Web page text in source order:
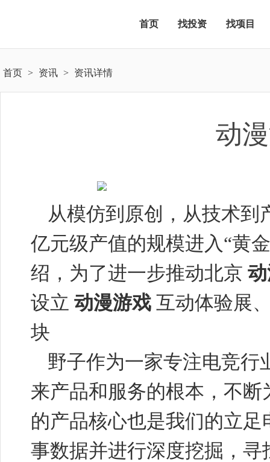
首页 找投资 找项目
首页 > 资讯 > 资讯详情
动
从模仿到原创，从技术
亿元级产值的规模进入“黄
绍，为了进一步推动北京
设立 动漫游戏 互动体验展
块
野子作为一家专注电竞行
来产品和服务的根本，不
的产品核心也是我们的立
事数据并进行深度挖掘，